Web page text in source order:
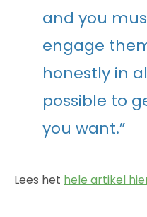
and you
engage
honestly in
possible to
you want.”
Lees het hele artikel